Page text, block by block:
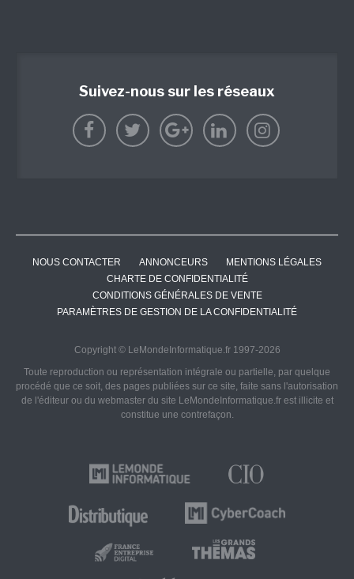
Suivez-nous sur les réseaux
NOUS CONTACTER ANNONCEURS
MENTIONS LÉGALES
CHARTE DE CONFIDENTIALITÉ
CONDITIONS GÉNÉRALES DE VENTE
PARAMÈTRES DE GESTION DE LA CONFIDENTIALITÉ
Copyright © LeMondeInformatique.fr 1997-2026
Toute reproduction ou représentation intégrale ou partielle, par quelque
procédé que ce soit, des pages publiées sur ce site, faite sans l'autorisation
de l'éditeur ou du webmaster du site LeMondeInformatique.fr est illicite et
constitue une contrefaçon.